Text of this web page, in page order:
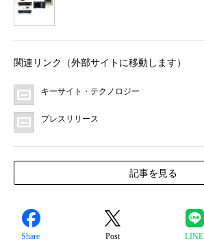
関連リンク（外部サイトに移動します）
キーサイト・テクノロジー
プレスリリース
記事を見る
Share Post LINE